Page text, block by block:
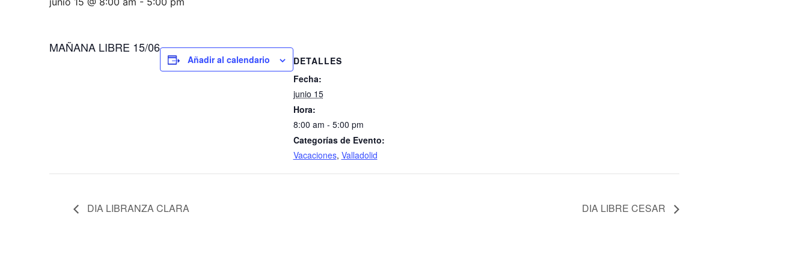
MAÑANA LIBRE 15/06
Añadir al calendario
DETALLES
Fecha:
junio 15
Hora:
8:00 am - 5:00 pm
Categorías de Evento:
Vacaciones, Valladolid
DIA LIBRANZA CLARA DIA LIBRE CESAR